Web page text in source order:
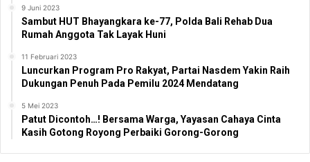
9 Juni 2023
Sambut HUT Bhayangkara ke-77, Polda Bali Rehab Dua
Rumah Anggota Tak Layak Huni
11 Februari 2023
Luncurkan Program Pro Rakyat, Partai Nasdem Yakin Raih
Dukungan Penuh Pada Pemilu 2024 Mendatang
5 Mei 2023
Patut Dicontoh…! Bersama Warga, Yayasan Cahaya Cinta
Kasih Gotong Royong Perbaiki Gorong-Gorong